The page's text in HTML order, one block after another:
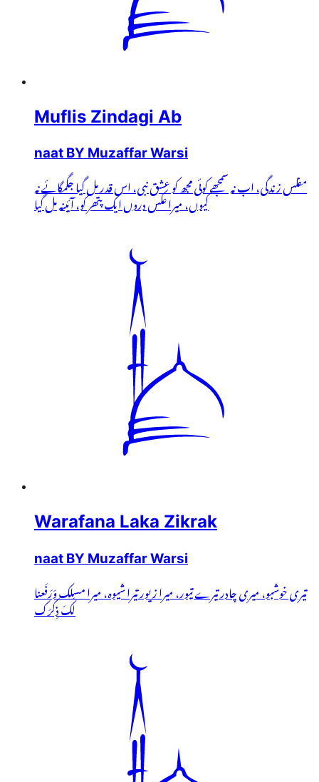
Muflis Zindagi Ab
naat BY Muzaffar Warsi
مفلس زندگی، اب نہ سمجھے کوئی مجھ کو عشق نبی، اس قدر مل گیا جگمگائے نہ
کیوں، میرا عکس دروں ایک پتھر کو، آئینہ مل گیا
Warafana Laka Zikrak
naat BY Muzaffar Warsi
تیری خوشبو، میری چادر تیرے تیور، میرا زیور تیرا شیوہ، میرا مسلک وَرَفَعنا
لَکَ ذِکرَک